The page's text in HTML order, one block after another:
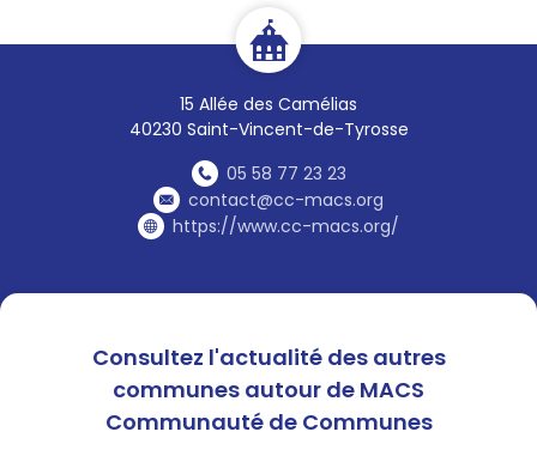
15 Allée des Camélias
40230 Saint-Vincent-de-Tyrosse
05 58 77 23 23
contact@cc-macs.org
https://www.cc-macs.org/
Consultez l'actualité des autres
communes autour de MACS
Communauté de Communes